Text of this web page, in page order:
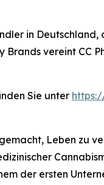
in
Brands vereint CC
Sie unter
Leben zu
der ersten